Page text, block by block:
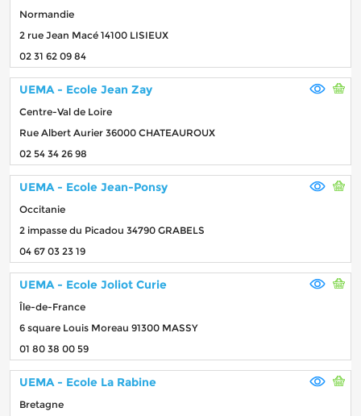
Normandie
2 rue Jean Macé 14100 LISIEUX
02 31 62 09 84
UEMA - Ecole Jean Zay
Centre-Val de Loire
Rue Albert Aurier 36000 CHATEAUROUX
02 54 34 26 98
UEMA - Ecole Jean-Ponsy
Occitanie
2 impasse du Picadou 34790 GRABELS
04 67 03 23 19
UEMA - Ecole Joliot Curie
Île-de-France
6 square Louis Moreau 91300 MASSY
01 80 38 00 59
UEMA - Ecole La Rabine
Bretagne